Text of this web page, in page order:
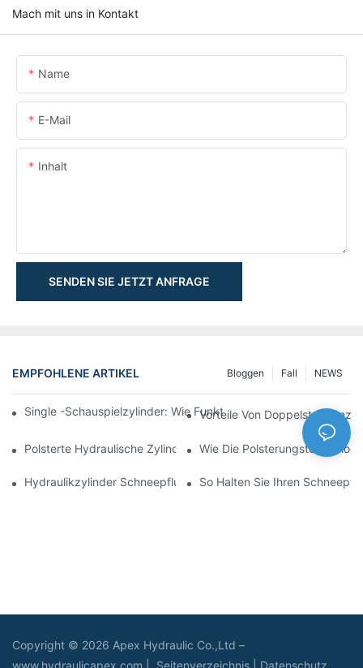
Mach mit uns in Kontakt
Name
E-Mail
Inhalt
SENDEN SIE JETZT ANFRAGE
EMPFOHLENE ARTIKEL NEWS
Fall
Bloggen
Single -Schauspielzylinder: Wie Funktioniert Es & Gemeinsame
Vorteile Von
Polsterte Hydraulische Zylinder: Verringerung Der Auswirkung
Wie Die
Hydraulikzylinder Schneepflug: Schlüsselmerkmale Für Harte
So Halten Sie Ihren
Copyright © 2026 Apex Hydraulic Co.,Ltd –
www.hydraulicapex.com | Seitenverzeichnis Datenschutz